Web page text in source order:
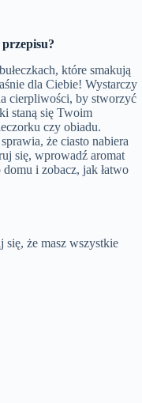
które smakują
dla Ciebie! Wystarczy
cierpliwości, by stworzyć
staną się Twoim
czy obiadu.
że ciasto nabiera
się, wprowadź aromat
i zobacz, jak łatwo
że masz wszystkie